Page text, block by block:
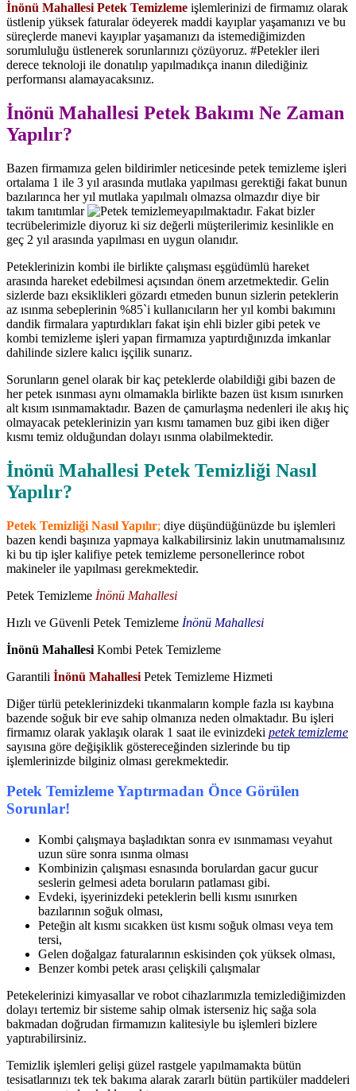
İnönü Mahallesi Petek Temizleme işlemlerinizi de firmamız olarak
üstlenip yüksek faturalar ödeyerek maddi kayıplar yaşamanızı ve bu
süreçlerde manevi kayıplar yaşamanızı da istemediğimizden
sorumluluğu üstlenerek sorunlarınızı çözüyoruz. #Petekler ileri
derece teknoloji ile donatılıp yapılmadıkça inanın dilediğiniz
performansı alamayacaksınız.
İnönü Mahallesi Petek Bakımı Ne Zaman
Yapılır?
Bazen firmamıza gelen bildirimler neticesinde petek temizleme işleri
ortalama 1 ile 3 yıl arasında mutlaka yapılması gerektiği fakat bunun
bazılarınca her yıl mutlaka yapılmalı olmazsa olmazdır diye bir
takım tanıtımlar
yapılmaktadır. Fakat bizler
tecrübelerimizle diyoruz ki siz değerli müşterilerimiz kesinlikle en
geç 2 yıl arasında yapılması en uygun olanıdır.
Peteklerinizin kombi ile birlikte çalışması eşgüdümlü hareket
arasında hareket edebilmesi açısından önem arzetmektedir. Gelin
sizlerde bazı eksiklikleri gözardı etmeden bunun sizlerin peteklerin
az ısınma sebeplerinin %85`i kullanıcıların her yıl kombi bakımını
dandik firmalara yaptırdıkları fakat işin ehli bizler gibi petek ve
kombi temizleme işleri yapan firmamıza yaptırdığınızda imkanlar
dahilinde sizlere kalıcı işçilik sunarız.
Sorunların genel olarak bir kaç peteklerde olabildiği gibi bazen de
her petek ısınması aynı olmamakla birlikte bazen üst kısım ısınırken
alt kısım ısınmamaktadır. Bazen de çamurlaşma nedenleri ile akış hiç
olmayacak peteklerinizin yarı kısmı tamamen buz gibi iken diğer
kısmı temiz olduğundan dolayı ısınma olabilmektedir.
İnönü Mahallesi Petek Temizliği Nasıl
Yapılır?
Petek Temizliği Nasıl Yapılır; diye düşündüğünüzde bu işlemleri
bazen kendi başınıza yapmaya kalkabilirsiniz lakin unutmamalısınız
ki bu tip işler kalifiye petek temizleme personellerince robot
makineler ile yapılması gerekmektedir.
Petek Temizleme İnönü Mahallesi
Hızlı ve Güvenli Petek Temizleme İnönü Mahallesi
İnönü Mahallesi Kombi Petek Temizleme
Garantili İnönü Mahallesi Petek Temizleme Hizmeti
Diğer türlü peteklerinizdeki tıkanmaların komple fazla ısı kaybına
bazende soğuk bir eve sahip olmanıza neden olmaktadır. Bu işleri
firmamız olarak yaklaşık olarak 1 saat ile evinizdeki petek temizleme
sayısına göre değişiklik göstereceğinden sizlerinde bu tip
işlemlerinizde bilginiz olması gerekmektedir.
Petek Temizleme Yaptırmadan Önce Görülen
Sorunlar!
Kombi çalışmaya başladıktan sonra ev ısınmaması veyahut
uzun süre sonra ısınma olması
Kombinizin çalışması esnasında borulardan gacur gucur
seslerin gelmesi adeta boruların patlaması gibi.
Evdeki, işyerinizdeki peteklerin belli kısmı ısınırken
bazılarının soğuk olması,
Peteğin alt kısmı sıcakken üst kısmı soğuk olması veya tem
tersi,
Gelen doğalgaz faturalarının eskisinden çok yüksek olması,
Benzer kombi petek arası çelişkili çalışmalar
Petekelerinizi kimyasallar ve robot cihazlarımızla temizlediğimizden
dolayı tertemiz bir sisteme sahip olmak isterseniz hiç sağa sola
bakmadan doğrudan firmamızın kalitesiyle bu işlemleri bizlere
yaptırabilirsiniz.
Temizlik işlemleri gelişi güzel rastgele yapılmamakta bütün
tesisatlarınızı tek tek bakıma alarak zararlı bütün partiküler maddeleri